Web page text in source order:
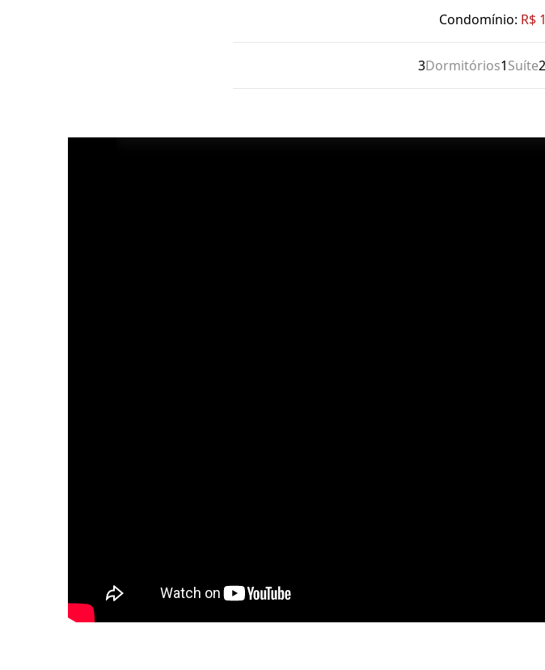
Condomínio: R$
3Dormitórios1Suíte2